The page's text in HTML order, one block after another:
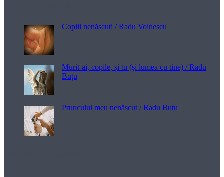
Copiii nenăscuți / Radu Voinescu
Murit-ai, copile, și tu (și lumea cu tine) / Radu
Buțu
Pruncului meu nenăscut / Radu Buțu